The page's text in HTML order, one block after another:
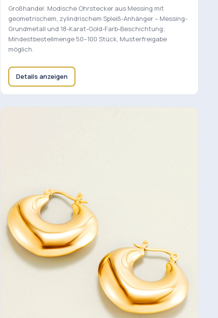
Großhandel: Modische Ohrstecker aus Messing mit
geometrischem, zylindrischem Spleiß-Anhänger – Messing-
Grundmetall und 18-Karat-Gold-Farb-Beschichtung;
Mindestbestellmenge 50–100 Stück, Musterfreigabe
möglich.
Details anzeigen